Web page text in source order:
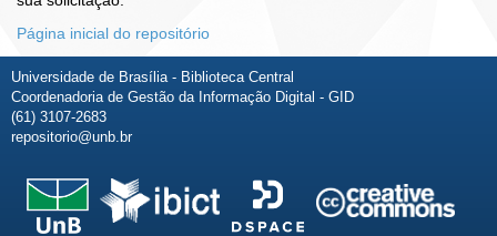
Página inicial do repositório
Universidade de Brasília - Biblioteca Central
Coordenadoria de Gestão da Informação Digital - GID
(61) 3107-2683
repositorio@unb.br